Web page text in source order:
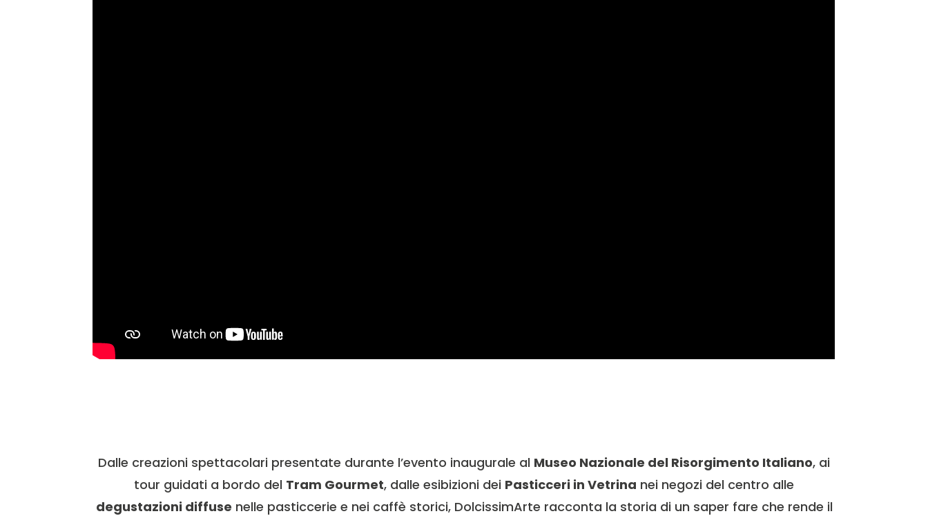
Dalle creazioni spettacolari presentate durante l’evento inaugurale al Museo Nazionale del Risorgimento Italiano, ai
tour guidati a bordo del Tram Gourmet, dalle esibizioni dei Pasticceri in Vetrina nei negozi del centro alle
degustazioni diffuse nelle pasticcerie e nei caffè storici, DolcissimArte racconta la storia di un saper fare che rende il